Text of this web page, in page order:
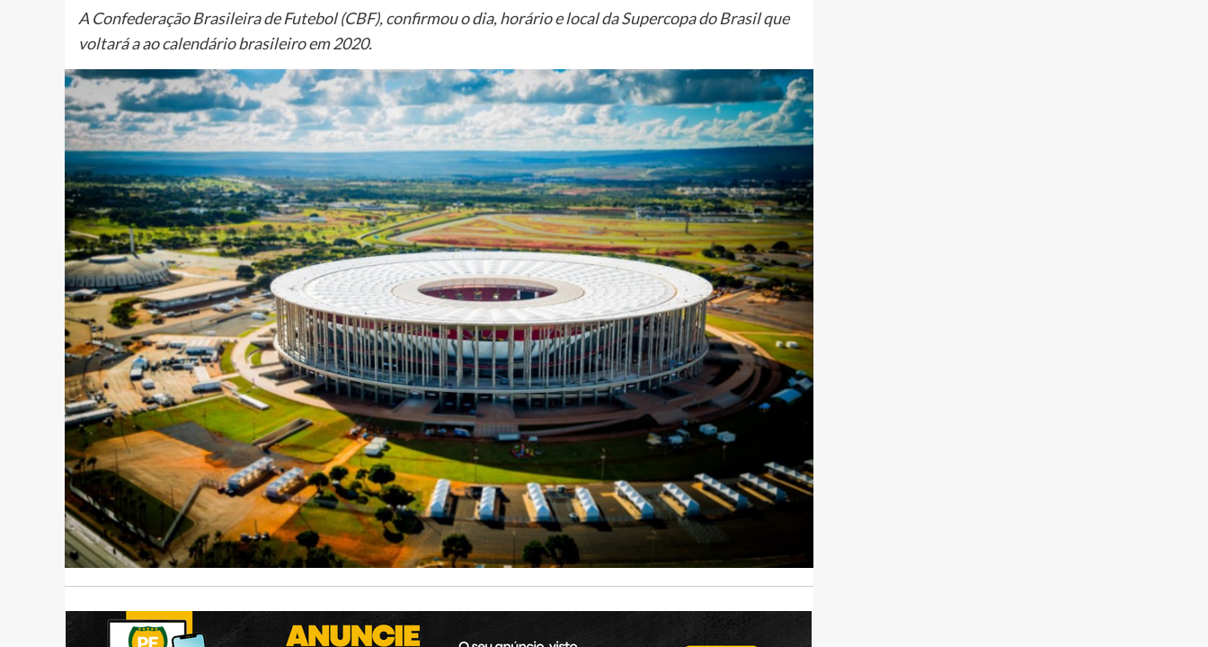
A Confederação Brasileira de Futebol (CBF), confirmou o dia, horário e local da Supercopa do Brasil que
voltará a ao calendário brasileiro em 2020.